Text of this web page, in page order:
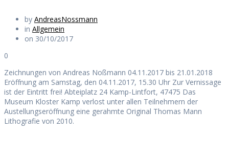
by AndreasNossmann
in Allgemein
on 30/10/2017
0
Zeichnungen von Andreas Noßmann 04.11.2017 bis 21.01.2018
Eröffnung am Samstag, den 04.11.2017, 15.30 Uhr Zur Vernissage
ist der Eintritt frei! Abteiplatz 24 Kamp-Lintfort, 47475 Das
Museum Kloster Kamp verlost unter allen Teilnehmern der
Austellungseröffnung eine gerahmte Original Thomas Mann
Lithografie von 2010.